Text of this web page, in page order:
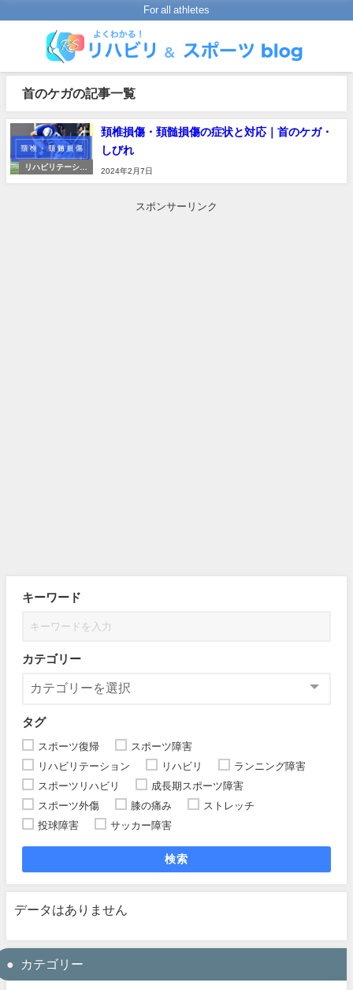
For all athletes
首のケガの記事一覧
リハビリテーショ
頚椎損傷・頚髄損傷の症状と対応｜首のケガ・
しびれ
2024年2月7日
スポンサーリンク
キーワード
カテゴリー
タグ
スポーツ復帰
スポーツ障害
リハビリテーション
リハビリ
ランニング障害
スポーツリハビリ
成長期スポーツ障害
スポーツ外傷
膝の痛み
ストレッチ
投球障害
サッカー障害
検索
データはありません
カテゴリー